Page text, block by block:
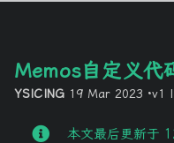
Memos自定义代
YSICING 19 Mar 2023 ·v1
本文最后更新于